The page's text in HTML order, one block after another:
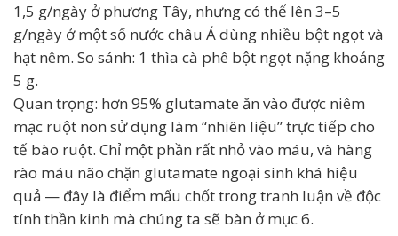
1,5 g/ngày ở phương Tây, nhưng có thể lên 3–5
g/ngày ở một số nước châu Á dùng nhiều bột ngọt và
hạt nêm. So sánh: 1 thìa cà phê bột ngọt nặng khoảng
5 g.
Quan trọng: hơn 95% glutamate ăn vào được niêm
mạc ruột non sử dụng làm “nhiên liệu” trực tiếp cho
tế bào ruột. Chỉ một phần rất nhỏ vào máu, và hàng
rào máu não chặn glutamate ngoại sinh khá hiệu
quả — đây là điểm mấu chốt trong tranh luận về độc
tính thần kinh mà chúng ta sẽ bàn ở mục 6.